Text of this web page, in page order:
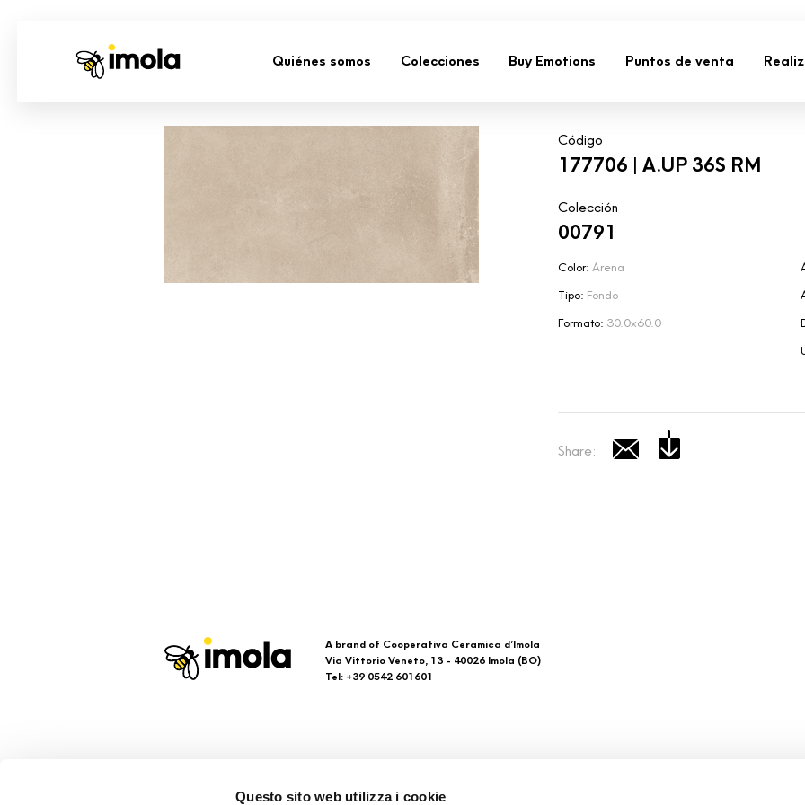
Questo sito web utilizza i cookie
Quiénes somos Colecciones Buy Emotions Puntos de venta
Código
177706 | A.UP 36S RM
Colección
00791
Color: Arena
Tipo: Fondo
Formato: 30.0x60.0
Share:
A brand of Cooperativa Ceramica d’Imola
Via Vittorio Veneto, 13 - 40026 Imola (BO)
Tel: +39 0542 601601